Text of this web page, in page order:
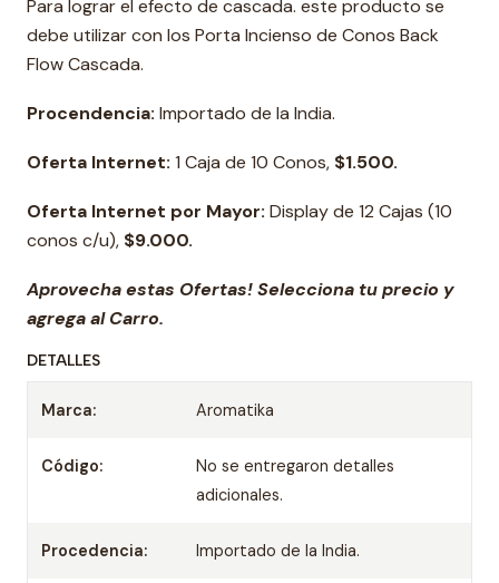
Para lograr el efecto de cascada. este producto se
debe utilizar con los Porta Incienso de Conos Back
Flow Cascada.
Procendencia: Importado de la India.
Oferta Internet: 1 Caja de 10 Conos, $1.500.
Oferta Internet por Mayor: Display de 12 Cajas (10
conos c/u), $9.000.
Aprovecha estas Ofertas! Selecciona tu precio y
agrega al Carro.
DETALLES
Marca: Aromatika
Código:
No se entregaron detalles
adicionales.
Procedencia: Importado de la India.